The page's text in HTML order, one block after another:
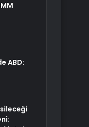
ABD: